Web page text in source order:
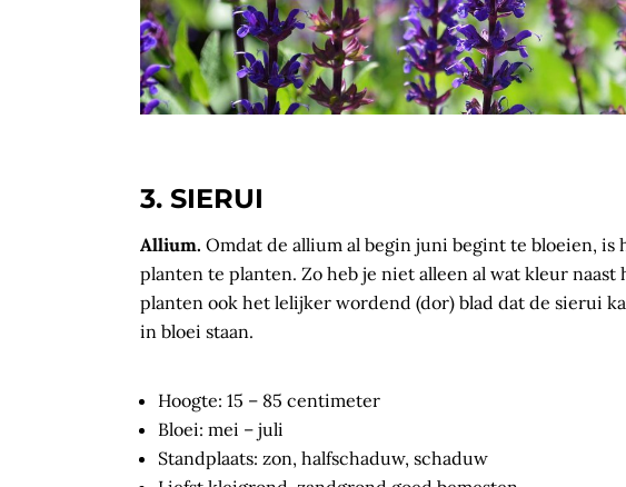
3. SIERUI
Allium. Omdat de allium al begin juni begint te bloeien, is
planten te planten. Zo heb je niet alleen al wat kleur naast
planten ook het lelijker wordend (dor) blad dat de sierui
in bloei staan.
Hoogte: 15 – 85 centimeter
Bloei: mei – juli
Standplaats: zon, halfschaduw, schaduw